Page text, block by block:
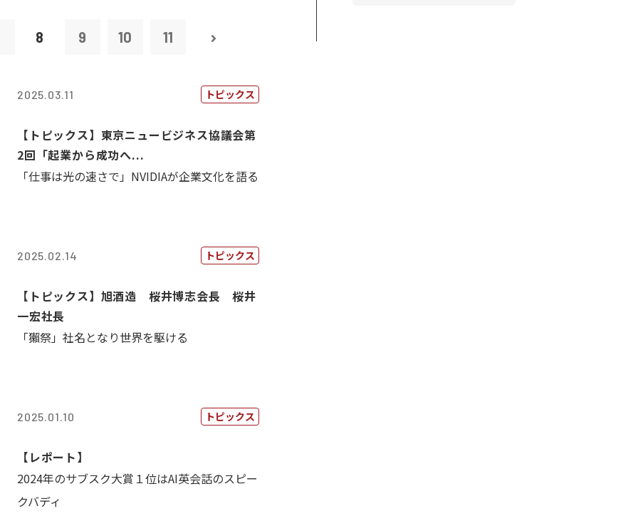
8 9 10 11
2025.03.11 トピックス
【トピックス】東京ニュービジネス協議会第
2回「起業から成功へ...
「仕事は光の速さで」NVIDIAが企業文化を語る
2025.02.14 トピックス
【トピックス】旭酒造 桜井博志会長 桜井
一宏社長
「獺祭」社名となり世界を駆ける
2025.01.10 トピックス
【レポート】
2024年のサブスク大賞１位はAI英会話のスピー
クバディ